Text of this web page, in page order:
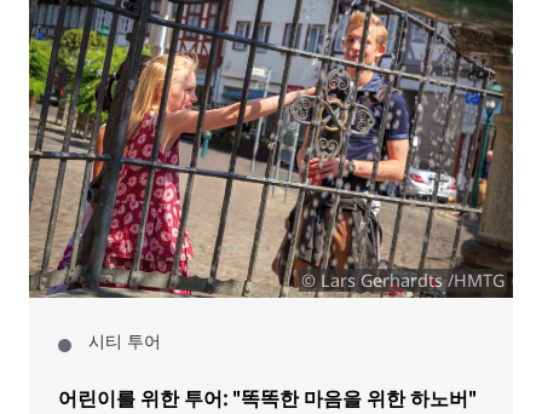
© Lars Gerhardts /HMTG
시티 투어
어린이를 위한 투어: "똑똑한 마음을 위한 하노버"